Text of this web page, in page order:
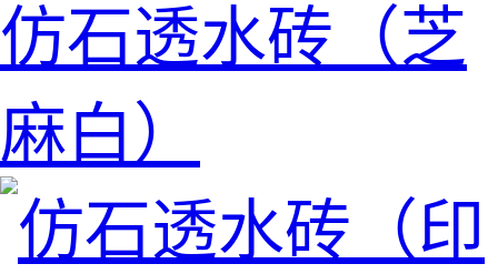
仿石透水砖（芝
麻白）